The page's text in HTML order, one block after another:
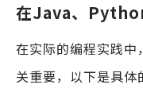
在Java、
在实际的编程实践中
关重要，以下是具体